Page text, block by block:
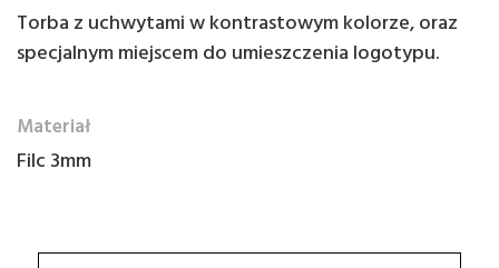
Torba z uchwytami w kontrastowym kolorze, oraz
specjalnym miejscem do umieszczenia logotypu.
Materiał
Filc 3mm